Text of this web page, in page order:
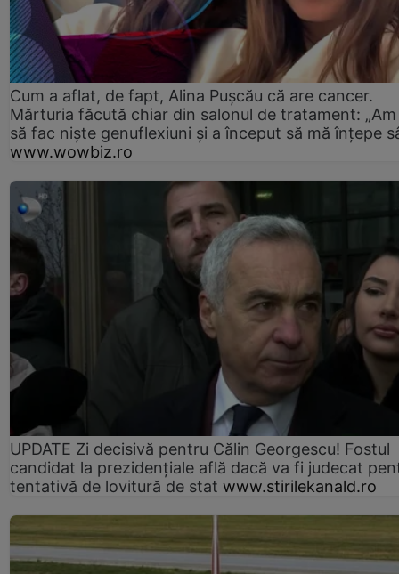
Cum a aflat, de fapt, Alina Pușcău că are cancer.
Mărturia făcută chiar din salonul de tratament:
să fac niște genuflexiuni și a început să mă înțepe
www.wowbiz.ro
UPDATE Zi decisivă pentru Călin Georgescu! Fostul
candidat la prezidențiale află dacă va fi judecat
tentativă de lovitură de stat www.stirilekanald.ro